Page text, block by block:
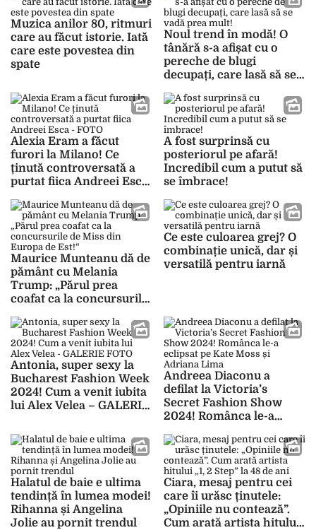
Muzica anilor 80, ritmuri
care au făcut istorie. Iată
care este povestea din
spate
Noul trend în modă! O
tânără s-a afișat cu o
pereche de blugi
decupați, care lasă să se
Alexia Eram a făcut
furori la Milano! Ce
ținută controversată a
purtat fiica Andreei Esca
A fost surprinsă cu
posteriorul pe afară!
Incredibil cum a putut să
se îmbrace!
Maurice Munteanu dă de
pământ cu Melania
Trump: „Părul prea
coafat ca la concursurile
Est!“
Ce este culoarea grej? O
combinație unică, dar și
versatilă pentru iarnă
Antonia, super sexy la
Bucharest Fashion Week
2024! Cum a venit iubita
lui Alex Velea – GALERIE
Andreea Diaconu a
defilat la Victoria’s
Secret Fashion Show
2024! Românca le-a
Adriana Lima
Halatul de baie e ultima
tendință în lumea modei!
Rihanna și Angelina
Jolie au pornit trendul
Ciara, mesaj pentru cei
care îi urăsc ținutele:
„Opiniile nu contează”.
Cum arată artista hitului